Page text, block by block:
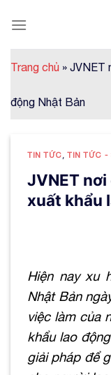
Trang chủ » JVNET
động Nhật Bản
TIN TỨC ,TIN TỨC -
JVNET
xuất khẩu
Hiện nay xu
Nhật Bản
việc làm của
khẩu lao
giải pháp để